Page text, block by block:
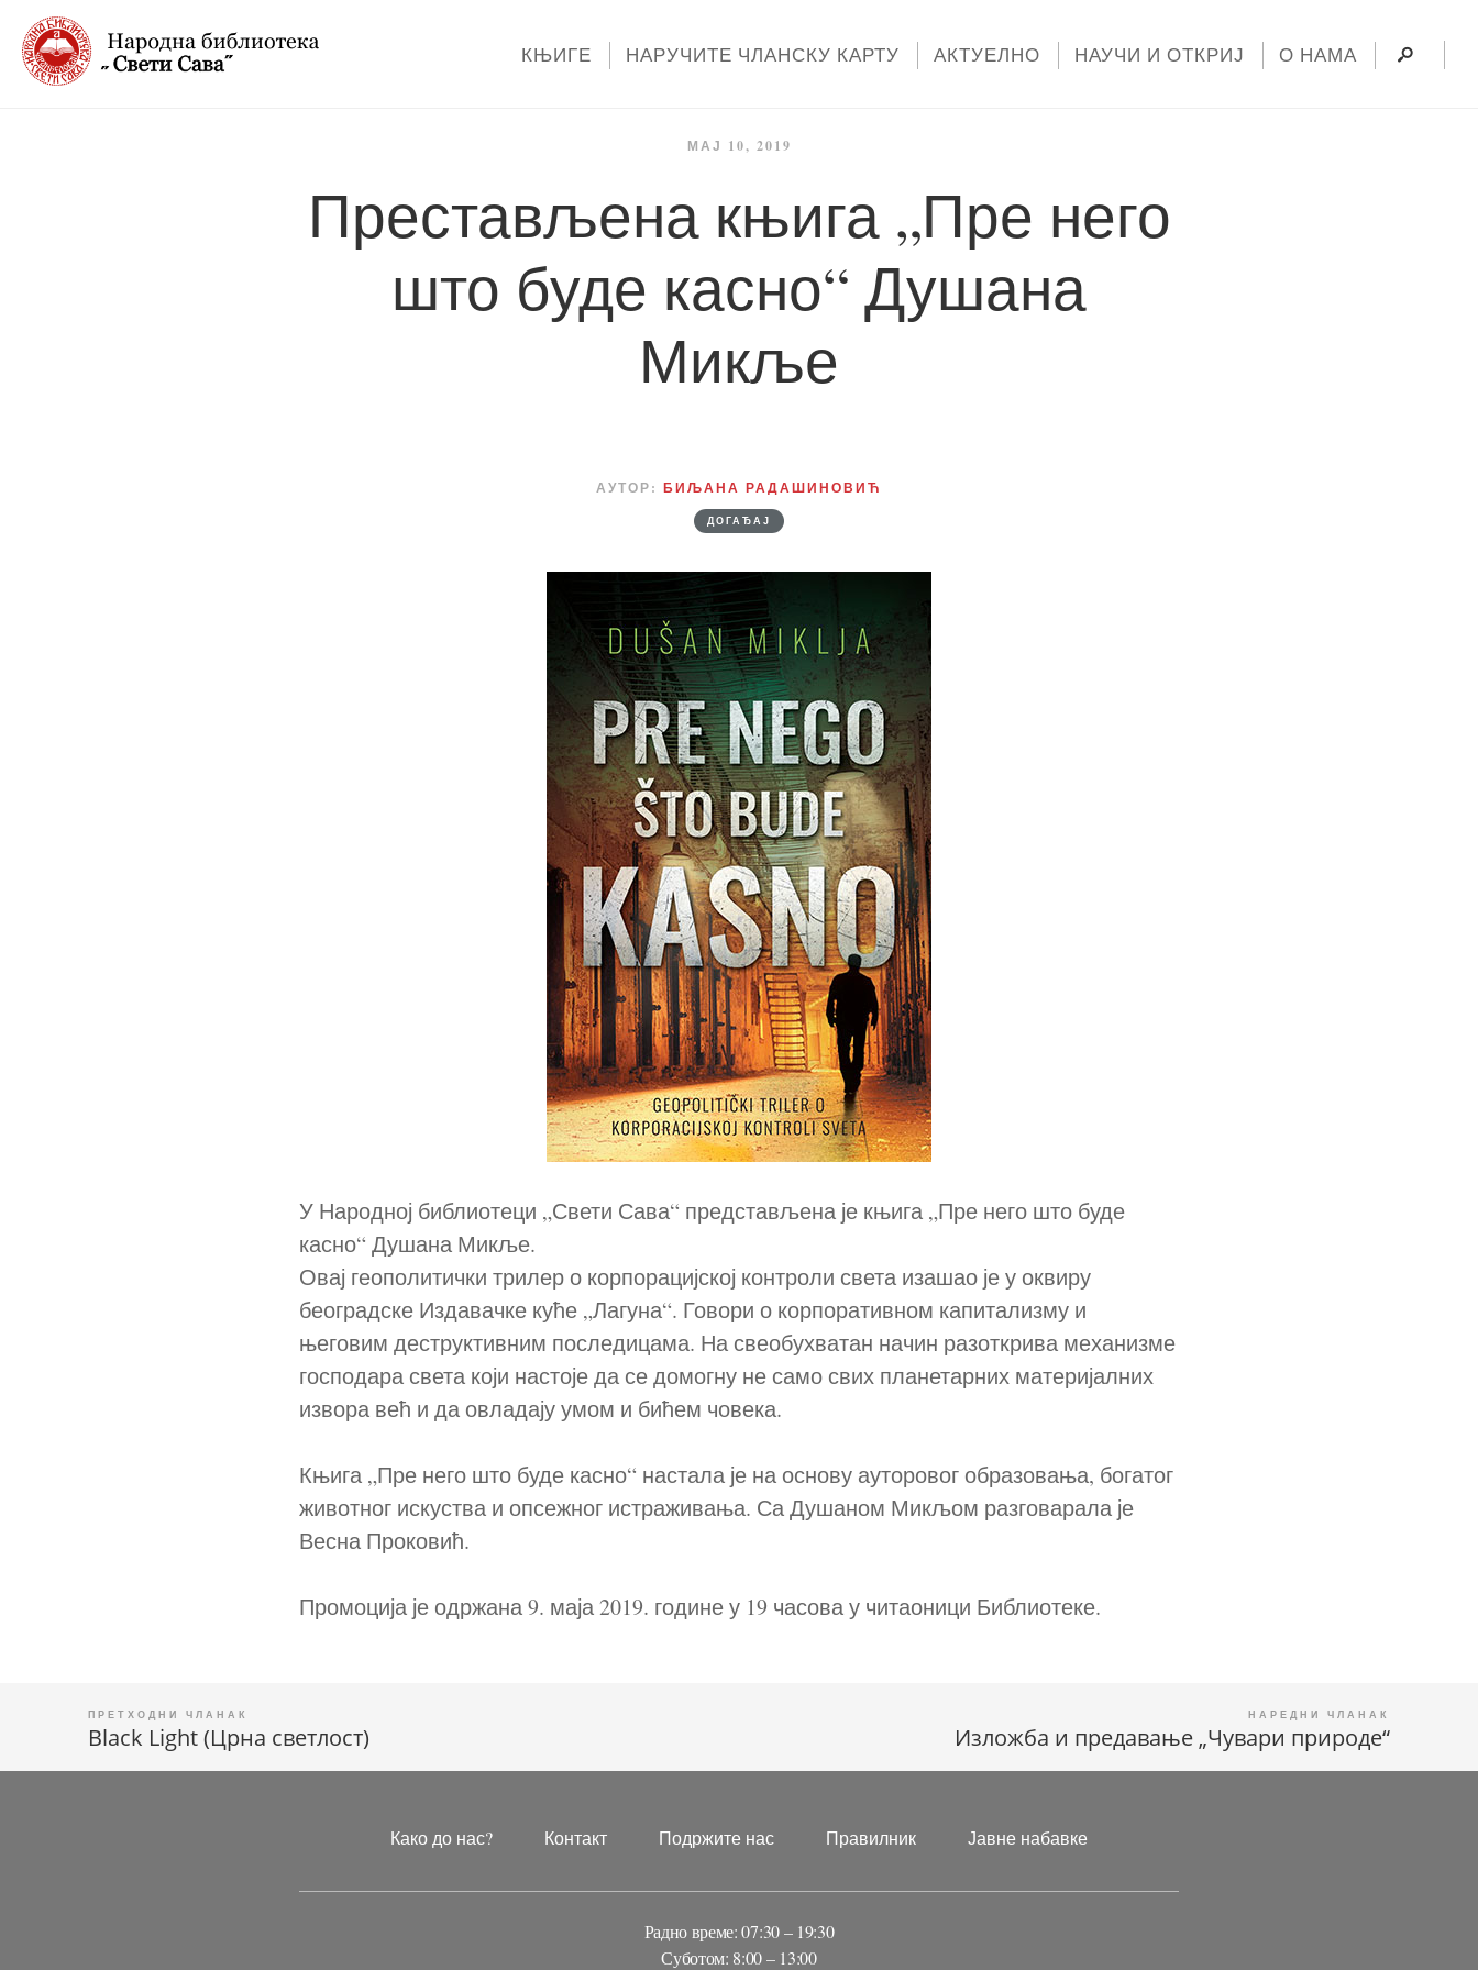
КЊИГЕ НАРУЧИТЕ ЧЛАНСКУ КАРТУ АКТУЕЛНО НАУЧИ И ОТКРИЈ О НАМА
МАЈ 10, 2019
Престављена књига „Пре него
што буде касно“ Душана
Микље
АУТОР: БИЉАНА РАДАШИНОВИЋ
ДОГАЂАЈ
У Народној библиотеци „Свети Сава“ представљена је књига „Пре него што буде
касно“ Душана Микље.
Овај геополитички трилер о корпорацијској контроли света изашао је у оквиру
београдске Издавачке куће „Лагуна“. Говори о корпоративном капитализму и
његовим деструктивним последицама. На свеобухватан начин разоткрива механизме
господара света који настоје да се домогну не само свих планетарних материјалних
извора већ и да овладају умом и бићем човека.
Књига „Пре него што буде касно“ настала је на основу ауторовог образовања, богатог
животног искуства и опсежног истраживања. Са Душаном Микљом разговарала је
Весна Проковић.
Промоција је одржана 9. маја 2019. године у 19 часова у читаоници Библиотеке.
Кретање
Black Light (Црна светлост) Изложба и предавање „Чувари природе“
Како до нас? Контакт Подржите нас Правилник Јавне набавке
Радно време: 07:30 – 19:30
Суботом: 8:00 – 13:00